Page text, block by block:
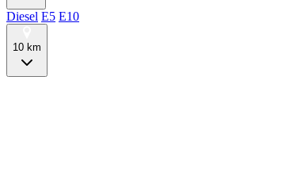
Diesel E5 E10
10 km